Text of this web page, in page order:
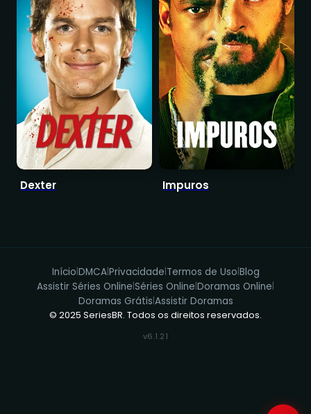
Dexter Impuros
Início|DMCA|Privacidade|Termos de Uso|Blog
Assistir Séries Online|Séries Online|Doramas Online|
Doramas Grátis|Assistir Doramas
© 2025 SeriesBR. Todos os direitos reservados.
v6.1.21